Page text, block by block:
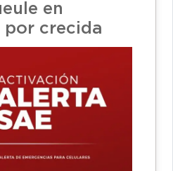
en
por crecida